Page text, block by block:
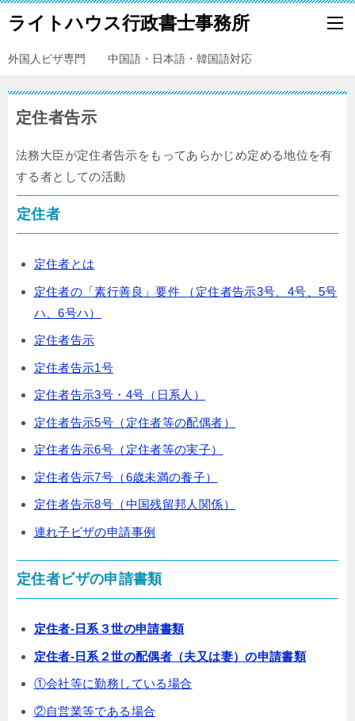
ライトハウス行政書士事務所
外国人ビザ専門 中国語・日本語・韓国語対応
定住者告示
法務大臣が定住者告示をもってあらかじめ定める地位を有
する者としての活動
定住者
定住者とは
定住者の「素行善良」要件 （定住者告示3号、4号、5号
ハ、6号ハ）
定住者告示
定住者告示1号
定住者告示3号・4号（日系人）
定住者告示5号（定住者等の配偶者）
定住者告示6号（定住者等の実子）
定住者告示7号（6歳未満の養子）
定住者告示8号（中国残留邦人関係）
連れ子ビザの申請事例
定住者ビザの申請書類
定住者-日系３世の申請書類
定住者-日系２世の配偶者（夫又は妻）の申請書類
①会社等に勤務している場合
②自営業等である場合